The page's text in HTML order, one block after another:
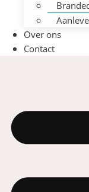
Over ons
Contact